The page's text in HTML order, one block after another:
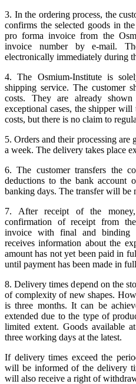
3. In the ordering process, the
confirms the selected goods in
pro forma invoice from the
invoice number by e-mail.
electronically immediately during
4. The Osmium-Institute is
shipping service. The customer
costs. They are already
exceptional cases, the shipper
costs, but there is no claim to
5. Orders and their processing are
a week. The delivery takes place
6. The customer transfers the
deductions to the bank account
banking days. The transfer will be
7. After receipt of the
confirmation of receipt from
invoice with final and binding
receives information about the
amount has not yet been paid in
until payment has been made in
8. Delivery times depend on the
of complexity of new shapes.
is three months. It can be
extended due to the type of
limited extent. Goods available
three working days at the latest.
If delivery times exceed the
will be informed of the delivery
will also receive a right of